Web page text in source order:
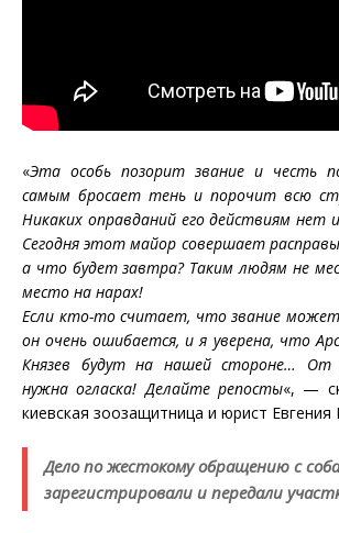
«Эта особь позорит звание и честь
самым бросает тень и порочит всю
Никаких оправданий его действиям
Сегодня этот майор совершает
а что будет завтра? Таким людям не
место на нарах!
Если кто-то считает, что звание
он очень ошибается, и я уверена, что
Князев будут на нашей стороне… От
нужна огласка! Делайте репосты«, —
киевская зоозащитница и юрист Евгения
Дело по жестокому обращению с
зарегистрировали и передали